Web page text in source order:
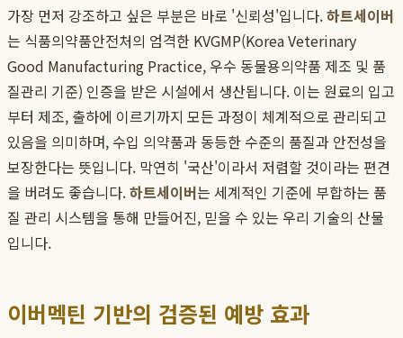
가장 먼저 강조하고 싶은 부분은 바로 '신뢰성'입니다.하트세이버
는 식품의약품안전처의 엄격한 KVGMP(Korea Veterinary
Good Manufacturing Practice, 우수 동물용의약품 제조 및 품
질관리 기준) 인증을 받은 시설에서 생산됩니다. 이는 원료의 입고
부터 제조, 출하에 이르기까지 모든 과정이 체계적으로 관리되고
있음을 의미하며, 수입 의약품과 동등한 수준의 품질과 안전성을
보장한다는 뜻입니다. 막연히 '국산'이라서 저렴할 것이라는 편견
을 버려도 좋습니다.하트세이버는 세계적인 기준에 부합하는 품
질 관리 시스템을 통해 만들어진, 믿을 수 있는 우리 기술의 산물
입니다.
이버멕틴 기반의 검증된 예방 효과